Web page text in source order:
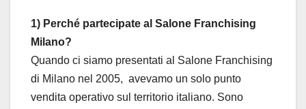
1) Perché partecipate al Salone Franchising
Milano?
Quando ci siamo presentati al Salone Franchising
di Milano nel 2005, avevamo un solo punto
vendita operativo sul territorio italiano. Sono